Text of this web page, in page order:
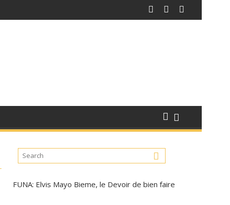
FUNA: Elvis Mayo Bieme, le Devoir de bien faire